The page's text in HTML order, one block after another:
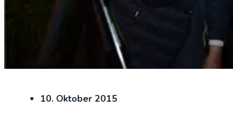
10. Okto­ber 2015